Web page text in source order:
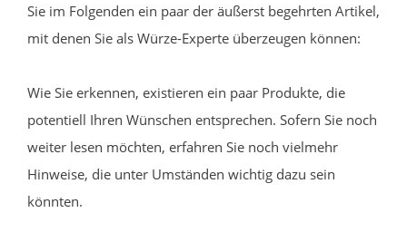
Sie im Folgenden ein paar der äußerst begehrten Artikel,
mit denen Sie als Würze-Experte überzeugen können:
Wie Sie erkennen, existieren ein paar Produkte, die
potentiell Ihren Wünschen entsprechen. Sofern Sie noch
weiter lesen möchten, erfahren Sie noch vielmehr
Hinweise, die unter Umständen wichtig dazu sein
könnten.